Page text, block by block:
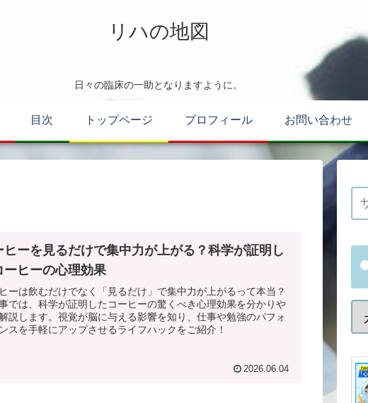
リハの地図
日々の臨床の一助となりますように。
目次 トップページ プロフィール お問い合わせ
ヒーを見るだけで集中力が上がる？科学が証明し
ーヒーの心理効果
ーは飲むだけでなく「見るだけ」で集中力が上がるって本当？
では、科学が証明したコーヒーの驚くべき心理効果を分かりや
説します。視覚が脳に与える影響を知り、仕事や勉強のパフォ
スを手軽にアップさせるライフハックをご紹介！
2026.06.04